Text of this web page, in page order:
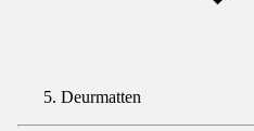
Deurmatten